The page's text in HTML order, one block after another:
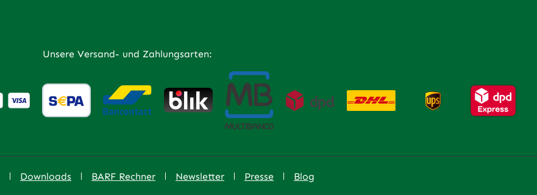
Unsere Versand- und Zahlungsarten:
Downloads BARF Rechner Newsletter Presse Blog